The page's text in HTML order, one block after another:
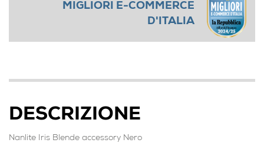
MIGLIORI E-COMMERCE
D'ITALIA
DESCRIZIONE
Nanlite Iris Blende accessory Nero